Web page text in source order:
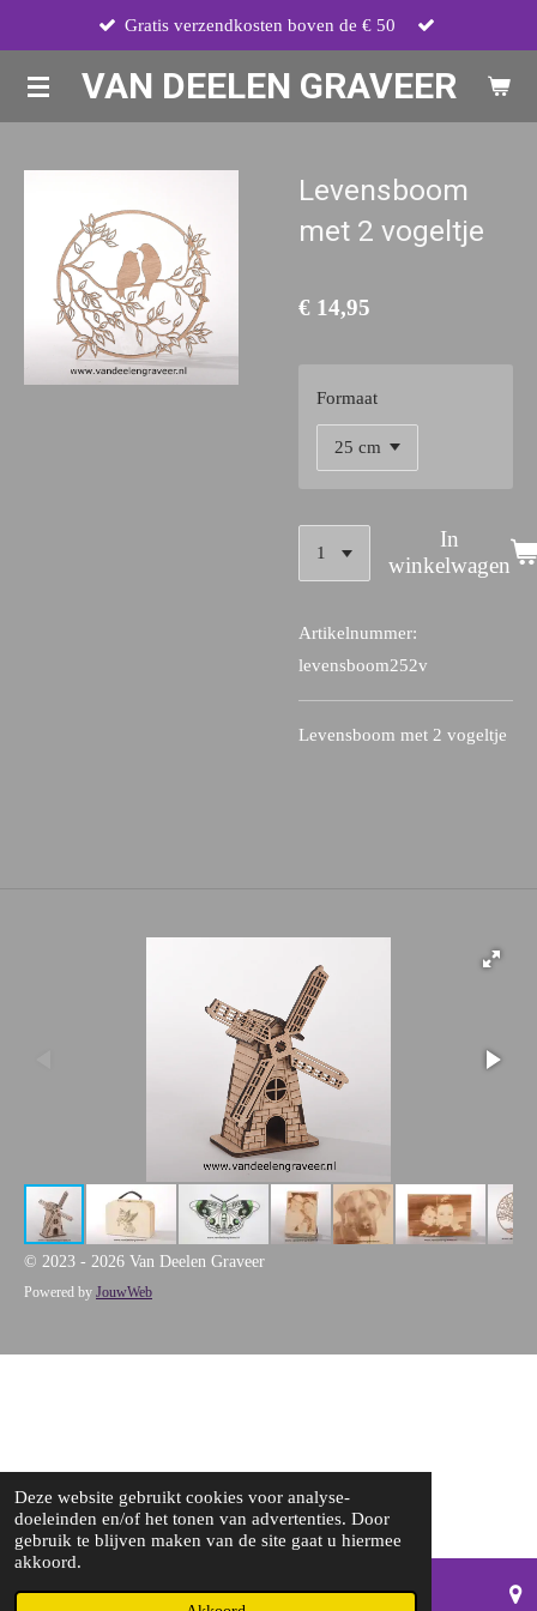
Deze website gebruikt cookies voor analyse-
doeleinden en/of het tonen van advertenties. Door
gebruik te blijven maken van de site gaat u hiermee
akkoord.
naar
de
VAN DEELEN GRAVEER
Gratis verzendkosten boven de € 50
Levensboom
met 2 vogeltje
€ 14,95
Formaat
In
winkelwagen
Artikelnummer:
levensboom252v
Levensboom met 2 vogeltje
© 2023 - 2026 Van Deelen Graveer
Powered by JouwWeb